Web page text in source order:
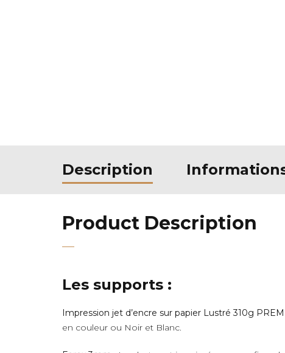
Description
Product Description
Les supports :
Impression jet d’encre sur papier Lustré 310g
en couleur ou Noir et Blanc.